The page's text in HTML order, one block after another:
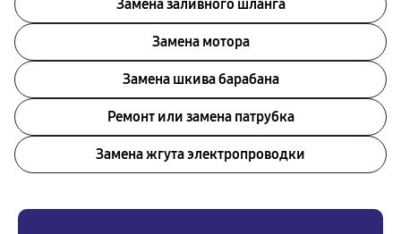
Замена заливного шланга
Замена мотора
Замена шкива барабана
Ремонт или замена патрубка
Замена жгута электропроводки